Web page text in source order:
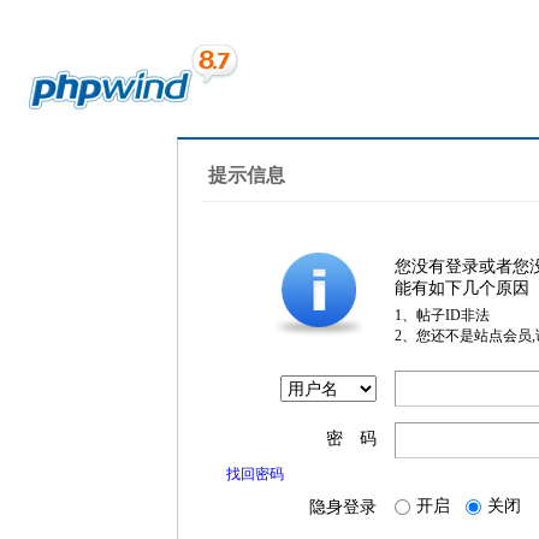
提示信息
您没有登录或者您
能有如下几个原因
1、帖子ID非法
2、您还不是站点会员
密 码
找回密码
隐身登录 开启 关闭